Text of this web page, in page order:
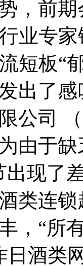
，前
业专
短板“
出了
公司
由于
出现了
类连
，“所
日酒类